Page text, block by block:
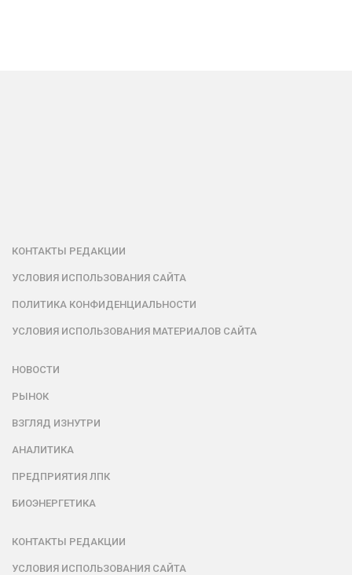
КОНТАКТЫ РЕДАКЦИИ
УСЛОВИЯ ИСПОЛЬЗОВАНИЯ САЙТА
ПОЛИТИКА КОНФИДЕНЦИАЛЬНОСТИ
УСЛОВИЯ ИСПОЛЬЗОВАНИЯ МАТЕРИАЛОВ САЙТА
НОВОСТИ
РЫНОК
ВЗГЛЯД ИЗНУТРИ
АНАЛИТИКА
ПРЕДПРИЯТИЯ ЛПК
БИОЭНЕРГЕТИКА
КОНТАКТЫ РЕДАКЦИИ
УСЛОВИЯ ИСПОЛЬЗОВАНИЯ САЙТА